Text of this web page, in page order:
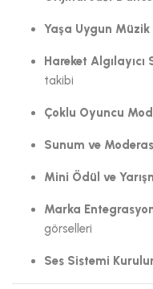
Yaşa Uygun Müzik
Hareket Algılayıcı
takibi
Çoklu Oyuncu
Sunum ve
Mini Ödül ve
Marka
görselleri
Ses Sistemi